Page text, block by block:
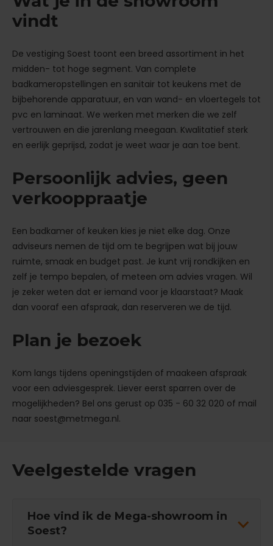
vindt
De vestiging Soest toont een breed assortiment in het
midden- tot hoge segment. Van complete
badkameropstellingen en sanitair tot keukens met de
bijbehorende apparatuur, en van wand- en vloertegels tot
pvc en laminaat. We werken met merken die we zelf
vertrouwen en die jarenlang meegaan. Kwalitatief sterk
en eerlijk geprijsd, zodat je weet waar je aan toe bent.
Persoonlijk advies, geen
verkooppraatje
Een badkamer of keuken kies je niet elke dag. Onze
adviseurs nemen de tijd om te begrijpen wat bij jouw
ruimte, smaak en budget past. Je kunt vrij rondkijken en
zelf je tempo bepalen, of meteen om advies vragen. Wil
je zeker weten dat er iemand voor je klaarstaat? Maak
dan vooraf een afspraak, dan reserveren we de tijd.
Plan je bezoek
Kom langs tijdens openingstijden of maakeen afspraak
voor een adviesgesprek. Liever eerst sparren over de
mogelijkheden? Bel ons gerust op 035 - 60 32 020 of mail
naar soest@metmega.nl.
Veelgestelde vragen
Hoe vind ik de Mega-showroom in
Soest?